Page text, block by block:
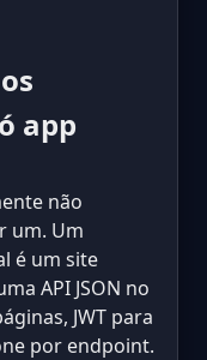
app
não
um. Um
é um site
API JSON no
JWT para
por endpoint.